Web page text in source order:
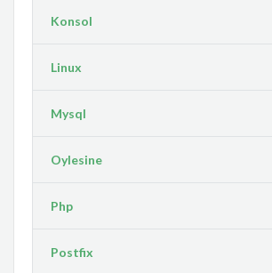
Konsol
Linux
Mysql
Oylesine
Php
Postfix